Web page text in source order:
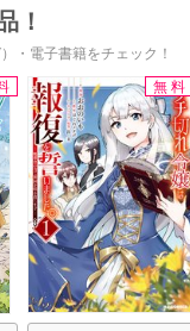
！
・電子書籍をチェック！
無料